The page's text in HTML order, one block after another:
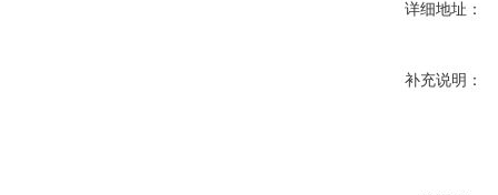
详细地址：
补充说明：